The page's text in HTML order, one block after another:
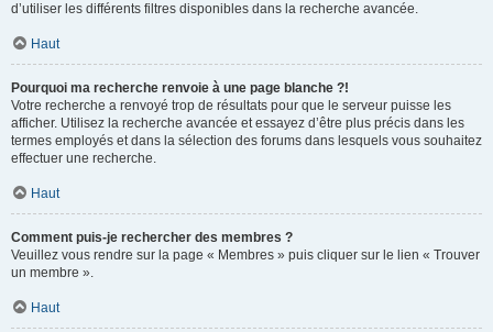
d’utiliser les différents filtres disponibles dans la recherche avancée.
Haut
Pourquoi ma recherche renvoie à une page blanche ?!
Votre recherche a renvoyé trop de résultats pour que le serveur puisse les
afficher. Utilisez la recherche avancée et essayez d’être plus précis dans les
termes employés et dans la sélection des forums dans lesquels vous souhaitez
effectuer une recherche.
Haut
Comment puis-je rechercher des membres ?
Veuillez vous rendre sur la page « Membres » puis cliquer sur le lien « Trouver
un membre ».
Haut